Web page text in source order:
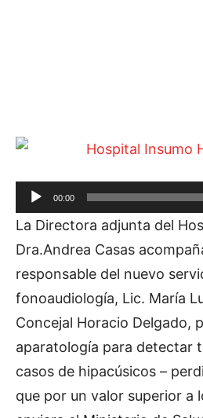
e
p
o
d
00:00
La Directora adjunta del
Dra.Andrea Casas
responsable del nuevo
fonoaudiología, Lic. María
Concejal Horacio Delgado,
aparatología para detectar
casos de hipacúsicos –
que por un valor superior a